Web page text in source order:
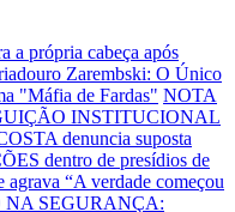
a própria cabeça após
Zarembski: O Único
"Máfia de Fardas" NOTA
INSTITUCIONAL
denuncia suposta
dentro de presídios de
agrava “A verdade começou
SEGURANÇA: